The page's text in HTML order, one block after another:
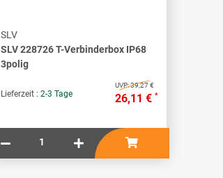
SLV
SLV 228726 T-Verbinderbox IP68
3polig
Lieferzeit : 2-3 Tage
UVP:39,27 €
26,11 € *